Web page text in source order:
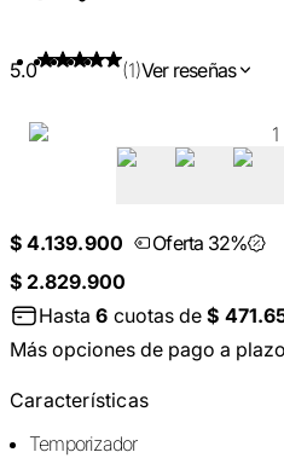
5.0 (1)Ver reseñas
1
$ 4.139.900
Oferta 32%
$ 2.829.900
Hasta6 cuotas de$
Más opciones de pago a plazo
Características
Temporizador